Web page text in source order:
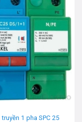
truyền 1 pha SPC 25